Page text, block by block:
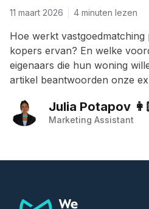
11 maart 2026 4 minuten lezen
Hoe werkt
kopers ervan? En welke
eigenaars die hun woning
artikel beantwoorden onze
Julia Potapov
Marketing Assistant